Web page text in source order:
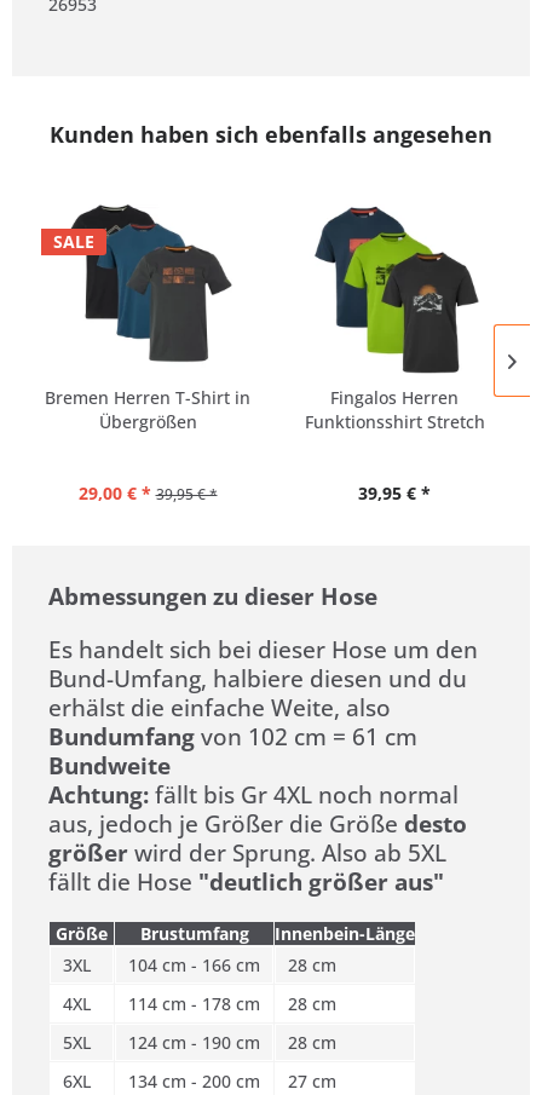
Kunden haben sich ebenfalls angesehen
SALE
Bremen Herren T-Shirt in
Übergrößen
29,00 € * 39,95 € *
Fingalos Herren
Funktionsshirt Stretch
39,95 € *
Abmessungen zu dieser Hose
Es handelt sich bei dieser Hose um den
Bund-Umfang, halbiere diesen und du
erhälst die einfache Weite, also
Bundumfangvon 102 cm = 61 cm
Bundweite
Achtung:fällt bis Gr 4XL noch normal
aus, jedoch je Größer die Größe desto
größerwird der Sprung. Also ab 5XL
fällt die Hose "deutlich größer aus"
Größe Brustumfang
Innenbein-Länge
3XL
104 cm - 166 cm
28 cm
4XL
114 cm - 178 cm
28 cm
5XL
124 cm - 190 cm
28 cm
6XL
134 cm - 200 cm
27 cm